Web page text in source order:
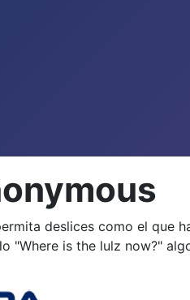
deslices como el que
is the lulz now?"